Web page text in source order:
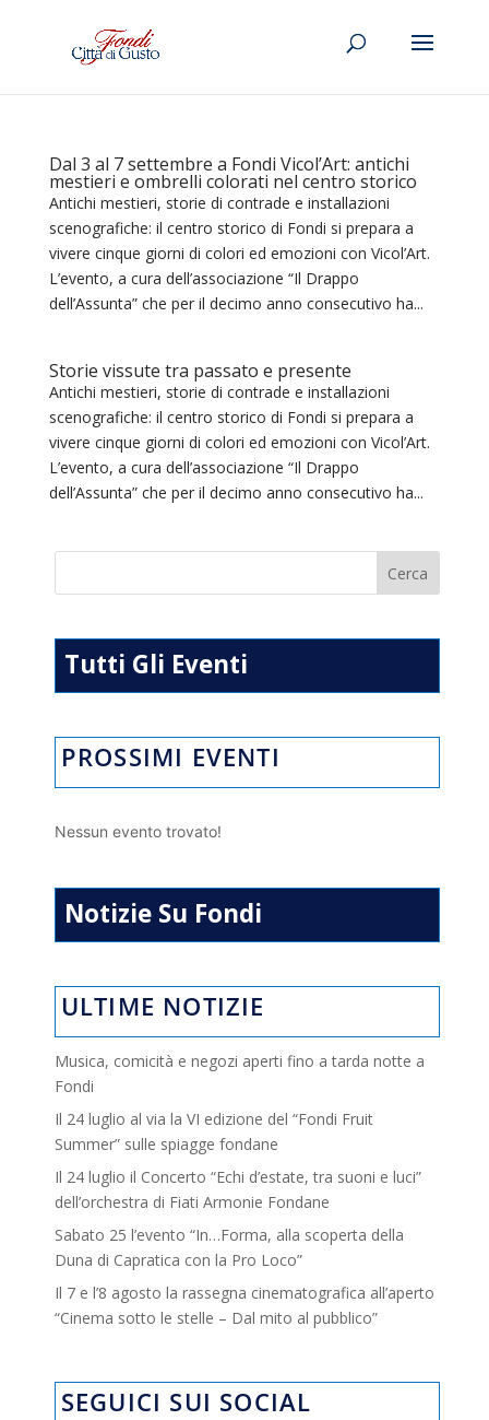
Dal 3 al 7 settembre a Fondi Vicol’Art: antichi
mestieri e ombrelli colorati nel centro storico
Antichi mestieri, storie di contrade e installazioni
scenografiche: il centro storico di Fondi si prepara a
vivere cinque giorni di colori ed emozioni con Vicol’Art.
L’evento, a cura dell’associazione “Il Drappo
dell’Assunta” che per il decimo anno consecutivo ha...
Storie vissute tra passato e presente
Antichi mestieri, storie di contrade e installazioni
scenografiche: il centro storico di Fondi si prepara a
vivere cinque giorni di colori ed emozioni con Vicol’Art.
L’evento, a cura dell’associazione “Il Drappo
dell’Assunta” che per il decimo anno consecutivo ha...
Tutti Gli Eventi
PROSSIMI EVENTI
Nessun evento trovato!
Notizie Su Fondi
ULTIME NOTIZIE
Musica, comicità e negozi aperti fino a tarda notte a
Fondi
Il 24 luglio al via la VI edizione del “Fondi Fruit
Summer” sulle spiagge fondane
Il 24 luglio il Concerto “Echi d’estate, tra suoni e luci”
dell’orchestra di Fiati Armonie Fondane
Sabato 25 l’evento “In…Forma, alla scoperta della
Duna di Capratica con la Pro Loco”
Il 7 e l’8 agosto la rassegna cinematografica all’aperto
“Cinema sotto le stelle – Dal mito al pubblico”
SEGUICI SUI SOCIAL